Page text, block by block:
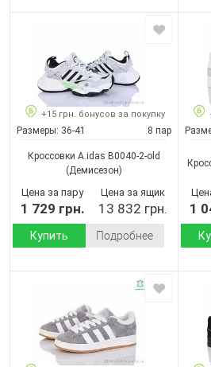
+15 грн. бонусов за покупку
Размеры: 36-41 8 пар
Кроссовки A.idas B0040-2-old
(Демисезон)
Цена за пару
1 729 грн.
Цена за ящик
13 832 грн.
Купить Подробнее
1